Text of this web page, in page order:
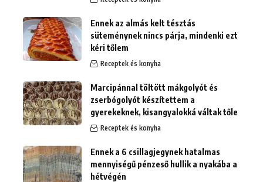
Ennek az almás kelt tésztás
süteménynek nincs párja, mindenki ezt
kéri tőlem
Receptek és konyha
Marcipánnal töltött mákgolyót és
zserbógolyót készítettem a
gyerekeknek, kisangyalokká váltak tőle
Receptek és konyha
Ennek a 6 csillagjegynek hatalmas
mennyiségű pénzeső hullik a nyakába a
hétvégén